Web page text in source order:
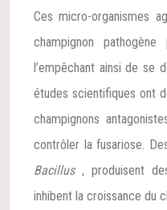
Ces micro-organismes
champignon
l’empêchant ainsi de se
études scientifiques ont
champignons
contrôler la fusariose.
Bacillus , produisent
inhibent la croissance du